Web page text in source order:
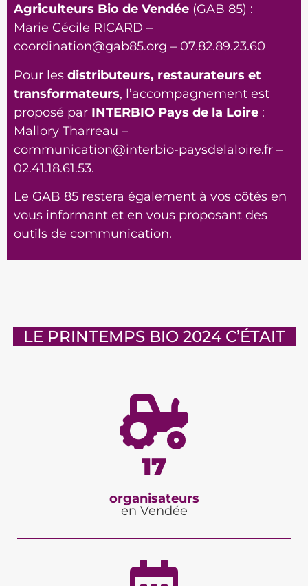
Agriculteurs Bio de Vendée (GAB 85) :
Marie Cécile RICARD –
coordination@gab85.org – 07.82.89.23.60
Pour les distributeurs, restaurateurs et
transformateurs, l’accompagnement est
proposé par INTERBIO Pays de la Loire :
Mallory Tharreau –
communication@interbio-paysdelaloire.fr –
02.41.18.61.53.
Le GAB 85 restera également à vos côtés en
vous informant et en vous proposant des
outils de communication.
LE PRINTEMPS BIO 2024 C’ÉTAIT
17
organisateurs
en Vendée